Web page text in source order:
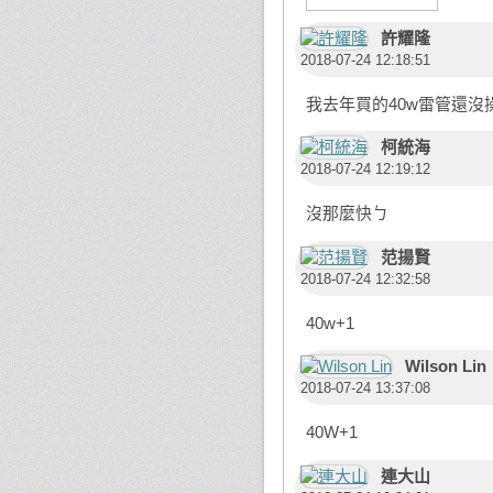
許耀隆
2018-07-24 12:18:51
我去年買的40w雷管還沒
柯統海
2018-07-24 12:19:12
沒那麼快ㄅ
范揚賢
2018-07-24 12:32:58
40w+1
Wilson Lin
2018-07-24 13:37:08
40W+1
連大山